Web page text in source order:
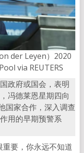
der Leyen）2020
via REUTERS
政府或国会，表明
冯德莱恩星期四向
国家合作，深入调查
用的早期预警系
要，你永远不知道